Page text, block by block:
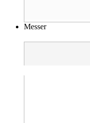
Messer